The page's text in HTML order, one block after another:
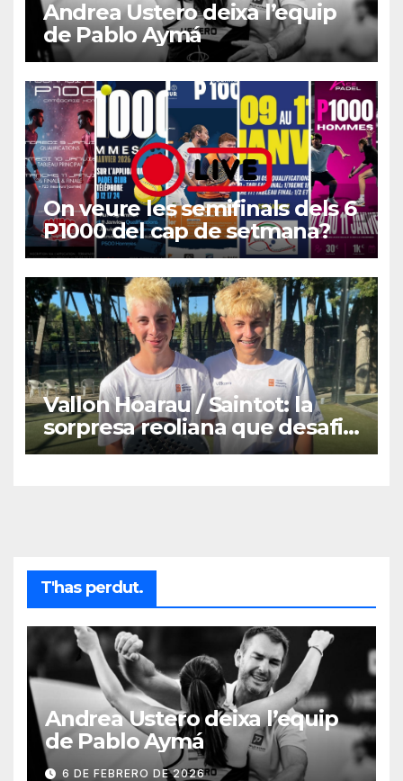
Andrea Ustero deixa l’equip
de Pablo Aymá
On veure les semifinals dels 6
P1000 del cap de setmana?
Vallon Hoarau / Saintot: la
sorpresa reoliana que desafia
la cap de sèrie 1
T'has perdut.
Andrea Ustero deixa l’equip
de Pablo Aymá
6 DE FEBRERO DE 2026